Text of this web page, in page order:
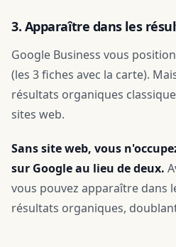
3. Apparaître dans les
Google Business vous
(les 3 fiches avec la carte).
résultats organiques
sites web.
Sans site web, vous
sur Google au lieu de deux.
vous pouvez apparaître dans
résultats organiques,